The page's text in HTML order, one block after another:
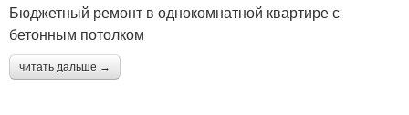
Бюджетный ремонт в однокомнатной квартире с
бетонным потолком
читать дальше →